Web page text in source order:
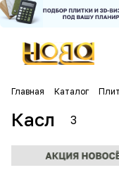
Главная Каталог
Касл 3